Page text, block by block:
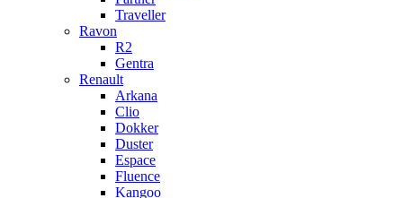
Traveller
Ravon
R2
Gentra
Renault
Arkana
Clio
Dokker
Duster
Espace
Fluence
Kangoo